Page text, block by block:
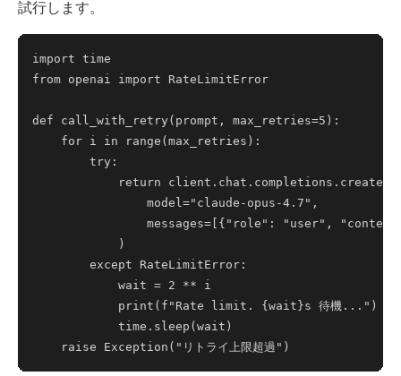
試行します。
import time
from openai import RateLimitError
def call_with_retry(prompt, max_retries=5):
    for i in range(max_retries):
        try:
            return client.chat.completions.create(
                model="claude-opus-4.7",
messages=[{"role": "user",
            )
        except RateLimitError:
            wait = 2 ** i
            print(f"Rate limit. {wait}s 待機...")
            time.sleep(wait)